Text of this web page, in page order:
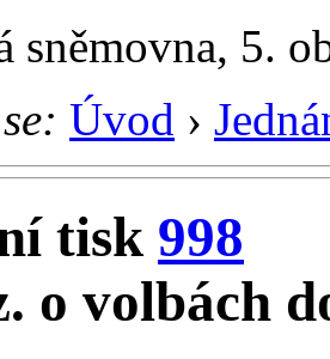
sněmovna, 5.
Úvod ›
tisk 998
o volbách